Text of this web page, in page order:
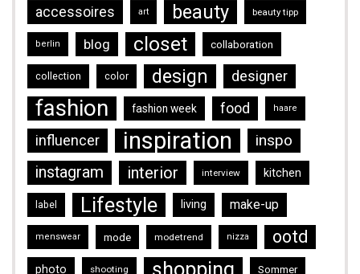
accessoires art beauty beauty tipp
berlin blog closet collaboration
collection color design designer
fashion fashion week food haare
influencer inspiration
inspo
instagram
interior interview kitchen
label Lifestyle living make-up
menswear mode modetrend nizza ootd
photo shooting Sommer